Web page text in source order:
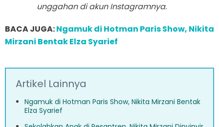
unggahan di akun Instagramnya.
BACA JUGA:Ngamuk di Hotman Paris Show, Nikita
Mirzani Bentak Elza Syarief
Artikel Lainnya
Ngamuk di Hotman Paris Show, Nikita Mirzani Bentak
Elza Syarief